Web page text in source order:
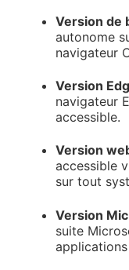
Version de
autonome
navigateur
Version
navigateur
accessible.
Version
accessible
sur tout
Version
suite